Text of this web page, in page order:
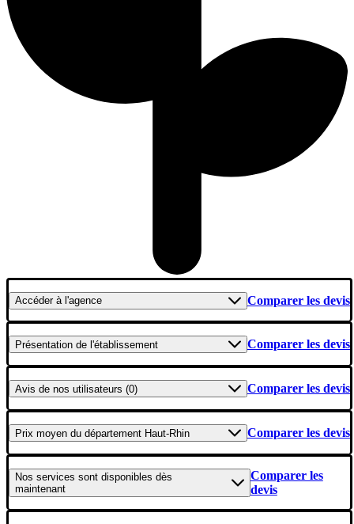
Accéderà l'agence Comparer les devis
Présentation de l'établissement Comparer les devis
Avis de nos utilisateurs (0) Comparer les devis
Prix moyen du département Haut-Rhin Comparer les devis
Nos services sont disponibles dès
maintenant
Comparer les
devis